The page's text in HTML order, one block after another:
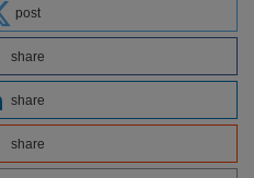
post
share
share
share